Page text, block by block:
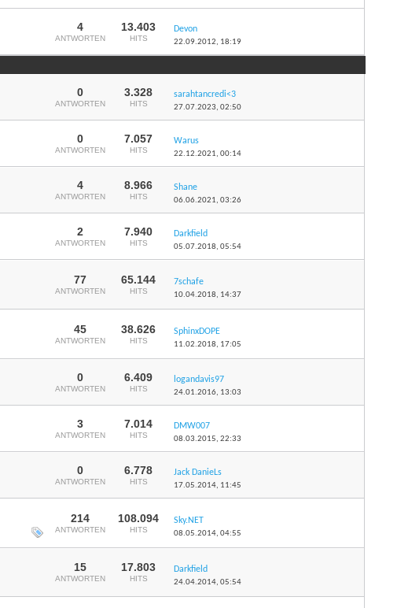
4
ANTWORTEN
13.403
HITS
Devon
22.09.2012, 18:19
0
ANTWORTEN
3.328
HITS
sarahtancredi<3
27.07.2023,02:50
0
ANTWORTEN
7.057
HITS
Warus
22.12.2021,00:14
4
ANTWORTEN
8.966
HITS
Shane
06.06.2021,03:26
2
ANTWORTEN
7.940
HITS
Darkfield
05.07.2018,05:54
77
ANTWORTEN
65.144
HITS
7schafe
10.04.2018, 14:37
45
ANTWORTEN
38.626
HITS
SphinxDOPE
11.02.2018, 17:05
0
ANTWORTEN
6.409
HITS
logandavis97
24.01.2016, 13:03
3
ANTWORTEN
7.014
HITS
DMW007
08.03.2015,22:33
0
ANTWORTEN
6.778
HITS
Jack DanieLs
17.05.2014, 11:45
214
ANTWORTEN
108.094
HITS
Sky.NET
08.05.2014,04:55
15
ANTWORTEN
17.803
HITS
Darkfield
24.04.2014,05:54